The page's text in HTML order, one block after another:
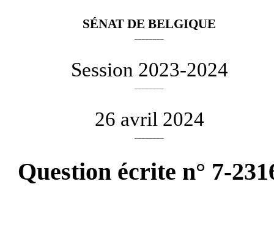
SÉNAT DE BELGIQUE
Session 2023-2024
26 avril 2024
Question écrite n° 7-